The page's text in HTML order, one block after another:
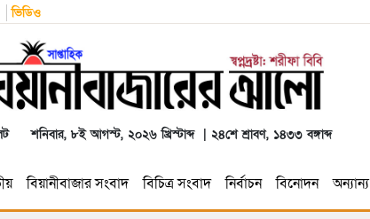
ভিডিও
শনিবার, ৮ই আগস্ট, ২০২৬ খ্রিস্টাব্দ | ২৪শে শ্রাবণ, ১৪৩৩ বঙ্গাব্দ
বিয়ানীবাজার সংবাদ বিচিত্র সংবাদ নির্বাচন বিনোদন অন্যান্য